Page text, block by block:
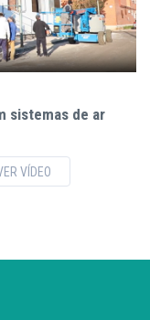
sistemas de ar
VÍDEO